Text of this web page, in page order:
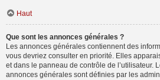
Haut
Que sont les annonces générales ?
Les annonces générales contiennent des
vous devriez consulter en priorité. Elles
et dans le panneau de contrôle de l’utilisateur.
annonces générales sont définies par les